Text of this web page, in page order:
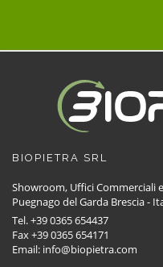
BIOPIETRA SRL
Showroom, Uffici Commerciali
Puegnago del Garda Brescia -
Tel. +39 0365 654437
Fax +39 0365 654171
Email: info@biopietra.com